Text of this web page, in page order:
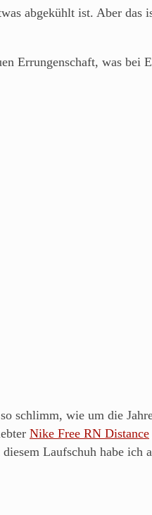
abgekühlt ist. Aber das
Errungenschaft, was bei
schlimm, wie um die
Nike Free RN Distance
Laufschuh habe ich